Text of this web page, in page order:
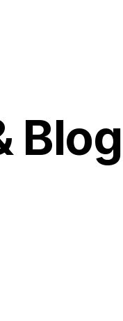
Social
Facebook
Blog